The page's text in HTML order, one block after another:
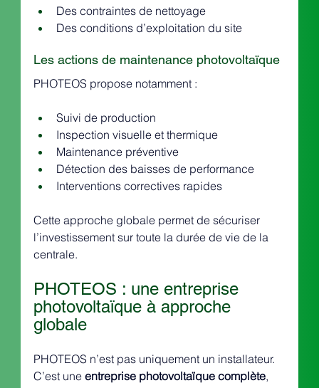
Des contraintes de nettoyage
Des conditions d’exploitation du site
Les actions de maintenance photovoltaïque
PHOTEOS propose notamment :
Suivi de production
Inspection visuelle et thermique
Maintenance préventive
Détection des baisses de performance
Interventions correctives rapides
Cette approche globale permet de sécuriser
l’investissement sur toute la durée de vie de la
centrale.
PHOTEOS : une entreprise
photovoltaïque à approche
globale
PHOTEOS n’est pas uniquement un installateur.
C’est une entreprise photovoltaïque complète,